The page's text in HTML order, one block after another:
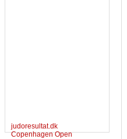
judoresultat.dk
Copenhagen Open